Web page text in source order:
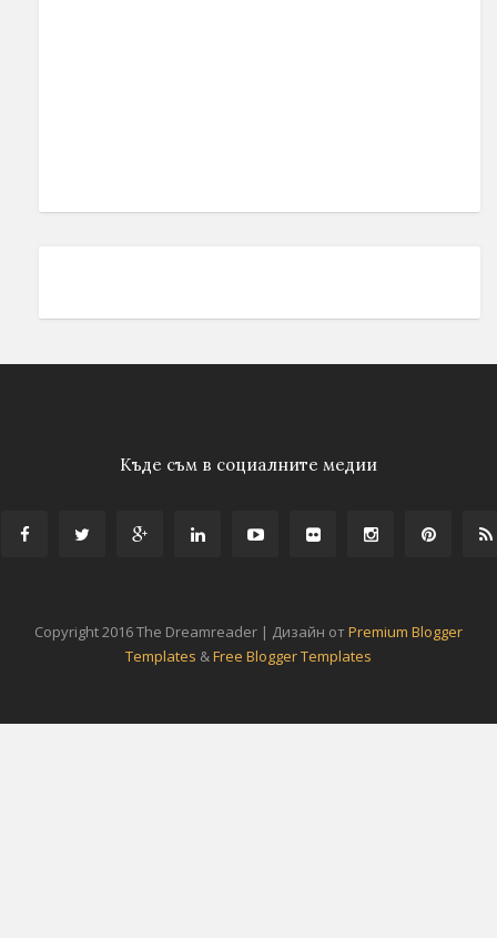
Къде съм в социалните медии
Copyright 2016 The Dreamreader | Дизайн отPremium Blogger
Templates &Free Blogger Templates